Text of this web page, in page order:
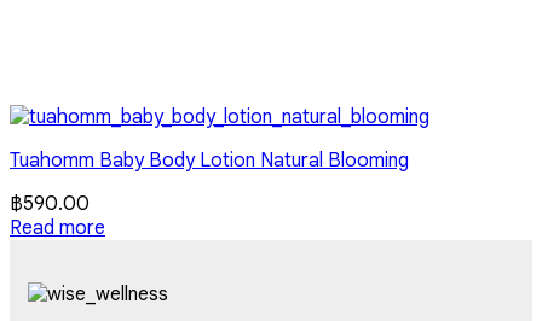
Tuahomm Baby Body Lotion Natural Blooming
฿590.00
Read more